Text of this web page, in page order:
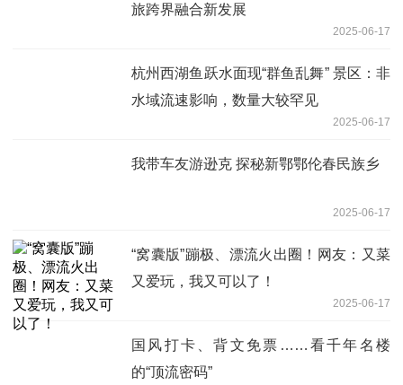
旅跨界融合新发展
2025-06-17
杭州西湖鱼跃水面现“群鱼乱舞” 景区：非
水域流速影响，数量大较罕见
2025-06-17
我带车友游逊克 探秘新鄂鄂伦春民族乡
2025-06-17
“窝囊版”蹦极、漂流火出圈！网友：又菜
又爱玩，我又可以了！
2025-06-17
国风打卡、背文免票……看千年名楼
的“顶流密码”